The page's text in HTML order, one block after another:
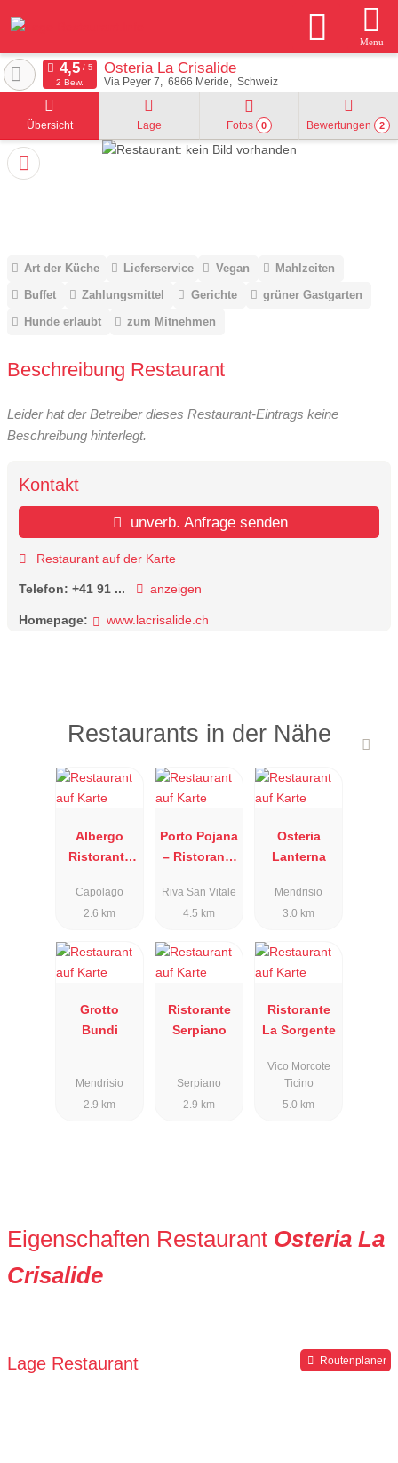
Menu
Osteria La Crisalide
Via Peyer 7 6866 Meride Schweiz
2 Bew.
Übersicht Lage Fotos 0 Bewertungen 2
Art der Küche Lieferservice Vegan
Mahlzeiten
Buffet
Zahlungsmittel Gerichte
grüner Gastgarten
Hunde erlaubt
zum Mitnehmen
Beschreibung Restaurant
Leider hat der Betreiber dieses Restaurant-Eintrags keine
Beschreibung hinterlegt.
Kontakt
unverb. Anfrage senden
Restaurant auf der Karte
Telefon: +41 91 ... anzeigen
Homepage: www.lacrisalide.ch
Restaurants in der Nähe
Albergo
Ristorante
Capolago
2.6 km
Porto Pojana
– Ristorante
Riva San Vitale
4.5 km
Osteria
Lanterna
Mendrisio
3.0 km
Grotto
Bundi
Mendrisio
2.9 km
Ristorante
Serpiano
Serpiano
2.9 km
Ristorante
La Sorgente
Vico Morcote
Ticino
5.0 km
Eigenschaften Restaurant Osteria La
Crisalide
Lage Restaurant Routenplaner